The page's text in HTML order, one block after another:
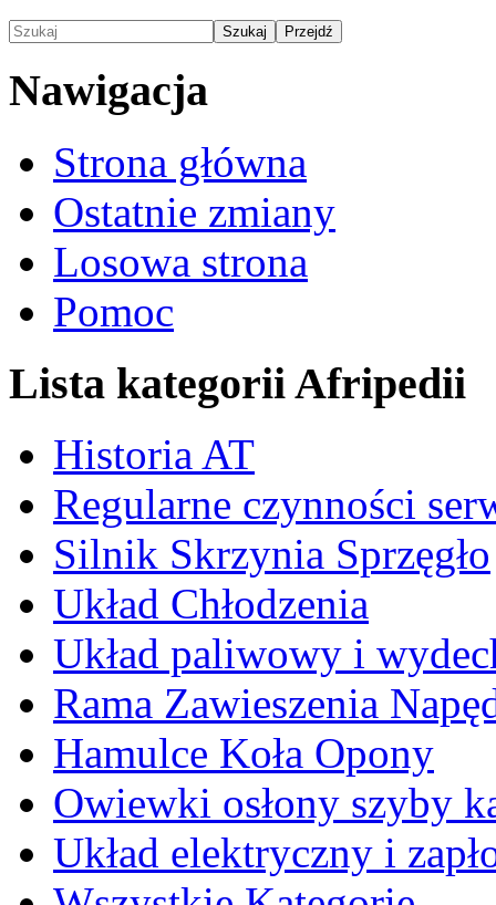
Nawigacja
Strona główna
Ostatnie zmiany
Losowa strona
Pomoc
Lista kategorii Afripedii
Historia AT
Regularne czynności
Silnik Skrzynia Sprzęgło
Układ Chłodzenia
Układ paliwowy i
Rama Zawieszenia
Hamulce Koła Opony
Owiewki osłony szyby
Układ elektryczny i